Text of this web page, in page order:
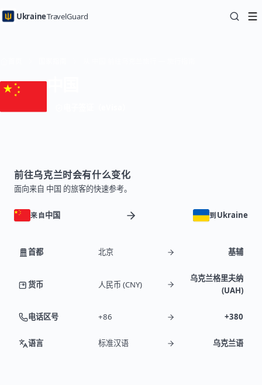
UkraineTravelGuard
前往乌克兰时会有什么变化
面向来自 中国 的旅客的快速参考。
来自中国 到 Ukraine
首都 北京 基辅
货币 人民币 (CNY)
乌克兰格里夫纳
(UAH)
电话区号 +86 +380
语言 标准汉语 乌克兰语